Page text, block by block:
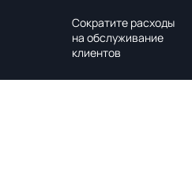
Сократите расходы
на обслуживание
клиентов